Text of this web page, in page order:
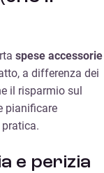
spese accessorie
a differenza dei
il risparmio sul
pianificare
pratica.
e perizia